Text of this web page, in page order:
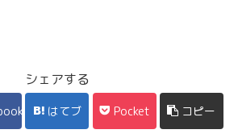
シェアする
はてブ Pocket コピー